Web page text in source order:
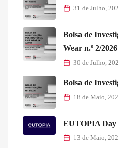
31 de Julho,
Bolsa de
Wear n.º 2/2026
30 de Julho,
Bolsa de
18 de Maio,
EUTOPIA Day
13 de Maio,